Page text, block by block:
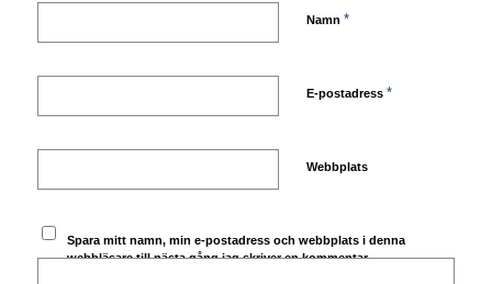
Namn *
E-postadress *
Webbplats
Spara mitt namn, min e-postadress och webbplats i denna
webbläsare till nästa gång jag skriver en kommentar.